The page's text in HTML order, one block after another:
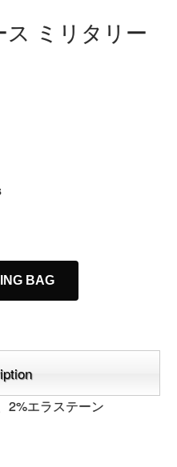
ス ミリタリー
BAG
2%エラステーン